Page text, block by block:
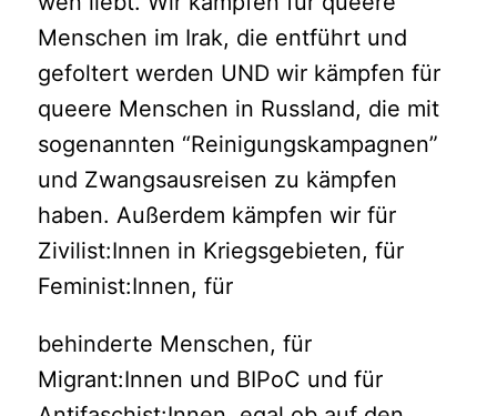
Menschen im Irak, die entführt und
gefoltert werden UND wir kämpfen für
queere Menschen in Russland, die mit
sogenannten “Reinigungskampagnen”
und Zwangsausreisen zu kämpfen
haben. Außerdem kämpfen wir für
Zivilist:Innen in Kriegsgebieten, für
Feminist:Innen, für
behinderte Menschen, für
Migrant:Innen und BIPoC und für